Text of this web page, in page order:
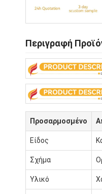
Επισκέψεις στο
Ποιοτικός έλεγχος
Επικοινωνήστε μαζί
Ειδήσεις
εκτύπωση
Καλλυντικό
Κουτί συσκευασίας
τσάντες δώρων
Περιγραφή
Προσαρμοσμένο
Είδος
Σχήμα
Υλικό